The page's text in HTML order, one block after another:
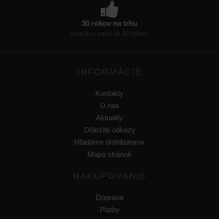
30 rokov na trhu
Sme tu s vami už 30 rokov!
INFORMÁCIE
Kontakty
O nás
Aktuality
Dôležité odkazy
Hľadáme distribútorov
Mapa stránok
NAKUPOVANIE
Doprava
Platby